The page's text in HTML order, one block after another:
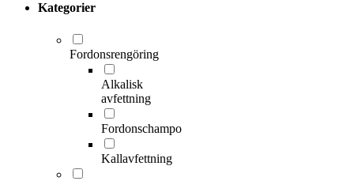
Kategorier
Fordonsrengöring
Alkalisk
avfettning
Fordonschampo
Kallavfettning